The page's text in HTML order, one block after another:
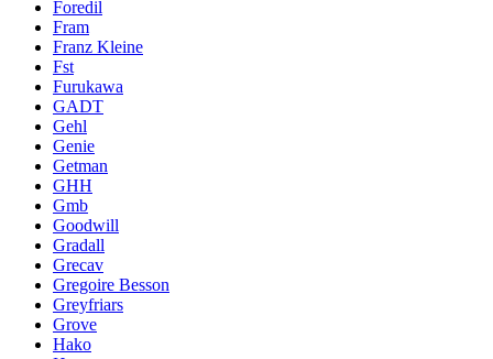
Foredil
Fram
Franz Kleine
Fst
Furukawa
GADT
Gehl
Genie
Getman
GHH
Gmb
Goodwill
Gradall
Grecav
Gregoire Besson
Greyfriars
Grove
Hako